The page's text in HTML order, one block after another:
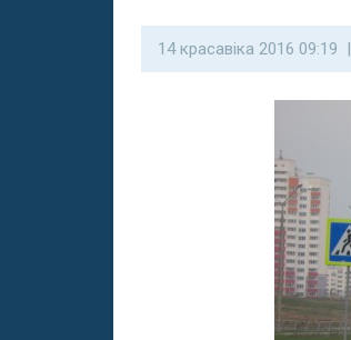
14 красавіка 2016 09:19 |